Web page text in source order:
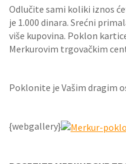
Odlučite sami koliki iznos
je 1.000 dinara. Srećni
više kupovina. Poklon
Merkurovim trgovačkim
Poklonite je Vašim dragim
{webgallery}